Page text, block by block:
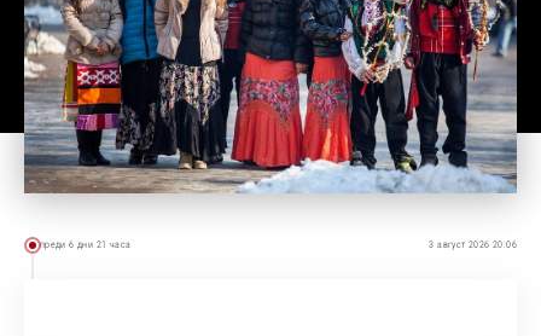
преди 6 дни 21 часа 3 август 2026 20:06